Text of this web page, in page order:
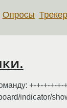
Опросы Трекер
+-+-+-+-+-
indicator/